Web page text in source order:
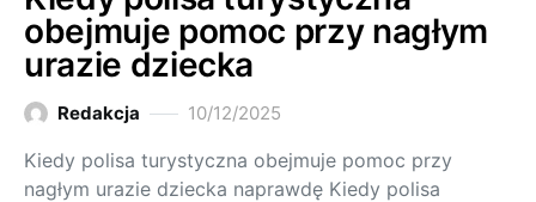
obejmuje pomoc przy nagłym
urazie dziecka
Redakcja 10/12/2025
Kiedy polisa turystyczna obejmuje pomoc przy
nagłym urazie dziecka naprawdę Kiedy polisa